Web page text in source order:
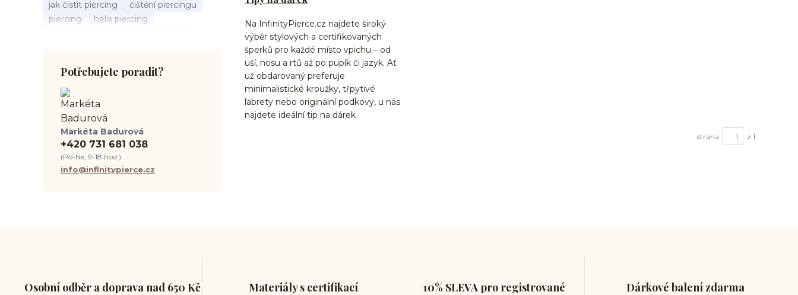
jak čistit piercing
čištění piercingu
piercing
helix piercing
septum piercing
módní piercing
intimní piercing
tipy pro piercing
piercing pro začátečníky
body piercing
ušní piercing
piercing rady
nový piercing
piercing ucha
chirurgická ocel 316L
první piercing
hypoalergenní materiál
Potřebujete poradit?
Markéta Badurová
+420 731 681 038
(Po-Ne, 9-18 hod.)
info@infinitypierce.cz
Na InfinityPierce.cz najdete široký
výběr stylových a certifikovaných
šperků pro každé místo vpichu – od
uší, nosu a rtů až po pupík či jazyk. Ať
už obdarovaný preferuje
minimalistické kroužky, třpytivé
labrety nebo originální podkovy, u nás
najdete ideální tip na dárek
strana z 1
Osobní odběr a doprava nad 650 Kč
Materiály s certifikací 10% SLEVA pro registrované Dárkové balení zdarma